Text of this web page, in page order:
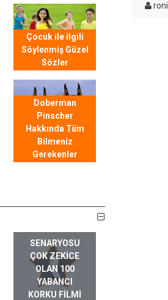
Çocuk ile ilgili
Söylenmiş Güzel
Sözler
Doberman
Pinscher
Hakkında Tüm
Bilmeniz
Gerekenler
SENARYOSU
ÇOK ZEKICE
OLAN 100
YABANCI
KORKU FILMI
roni